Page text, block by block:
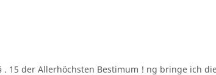
15 der Allerhöchsten Bestimum ! ng bringe ich